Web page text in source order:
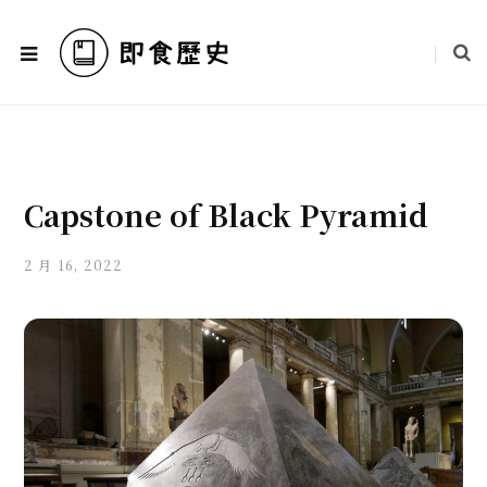
Capstone of Black Pyramid
2 月 16, 2022